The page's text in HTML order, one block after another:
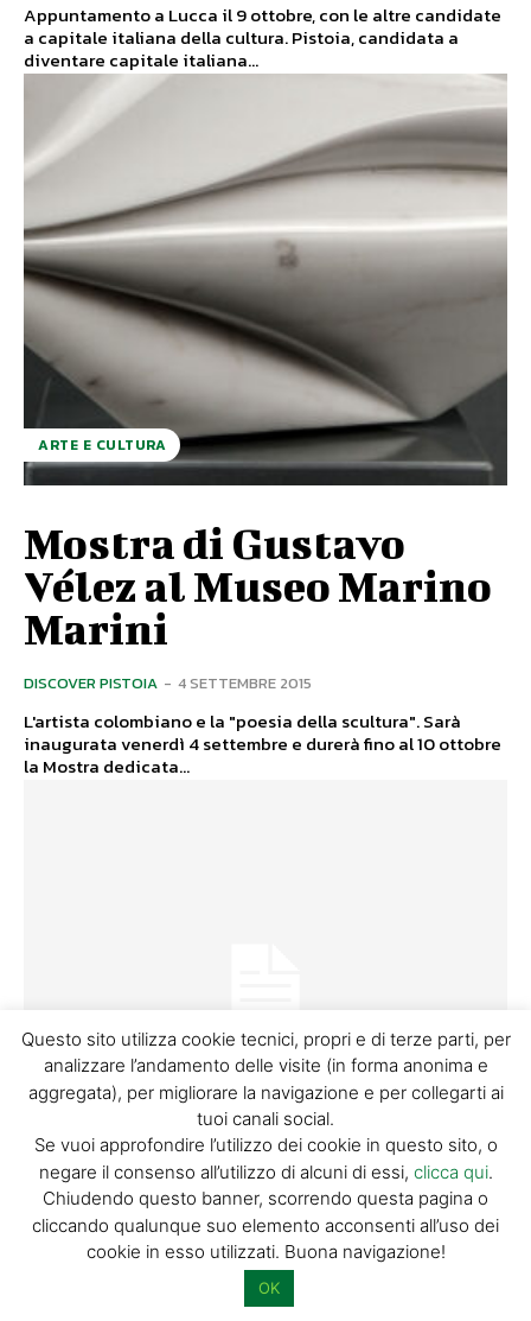
Appuntamento a Lucca il 9 ottobre, con le altre candidate
a capitale italiana della cultura. Pistoia, candidata a
diventare capitale italiana...
ARTE E CULTURA
Mostra di Gustavo
Vélez al Museo Marino
Marini
DISCOVER PISTOIA - 4 SETTEMBRE 2015
L'artista colombiano e la "poesia della scultura". Sarà
inaugurata venerdì 4 settembre e durerà fino al 10 ottobre
la Mostra dedicata...
PUNTI D'INTERESSE
Museo Marino Marini
3 MARZO 2015
Questo sito utilizza cookie tecnici, propri e di terze parti, per
analizzare l’andamento delle visite (in forma anonima e
aggregata), per migliorare la navigazione e per collegarti ai
tuoi canali social.
Se vuoi approfondire l’utilizzo dei cookie in questo sito, o
negare il consenso all’utilizzo di alcuni di essi, clicca qui.
Chiudendo questo banner, scorrendo questa pagina o
cliccando qualunque suo elemento acconsenti all’uso dei
cookie in esso utilizzati. Buona navigazione!
OK